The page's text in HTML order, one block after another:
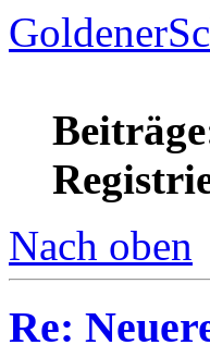
Nach oben
Re: